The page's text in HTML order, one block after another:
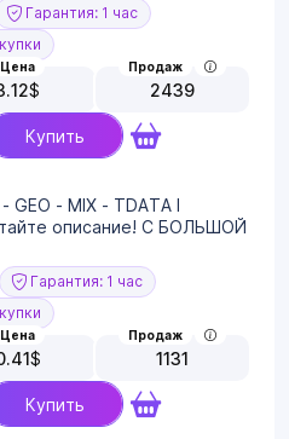
Гарантия: 1 час
Цена
$
Продаж
2439
Купить
GEO - MIX - TDATA I
описание! С БОЛЬШОЙ
Гарантия: 1 час
Цена
$
Продаж
1131
Купить